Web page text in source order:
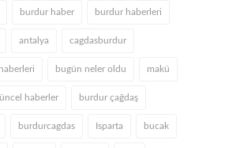
burdur haber burdur haberleri
antalya cagdasburdur
bugün neler oldu makü
haberler burdur çağdaş
burdurcagdas Isparta bucak